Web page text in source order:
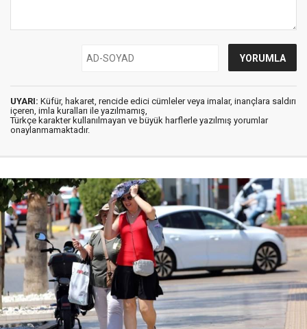
UYARI: Küfür, hakaret, rencide edici cümleler veya imalar, inançlara saldırı
içeren, imla kuralları ile yazılmamış,
Türkçe karakter kullanılmayan ve büyük harflerle yazılmış yorumlar
onaylanmamaktadır.